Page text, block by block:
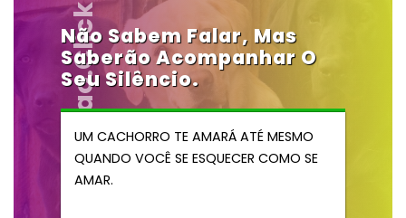
Vendocao.click
Não Sabem Falar, Mas
Saberão Acompanhar O
Seu Silêncio.
UM CACHORRO TE AMARÁ ATÉ MESMO
QUANDO VOCÊ SE ESQUECER COMO SE
AMAR.